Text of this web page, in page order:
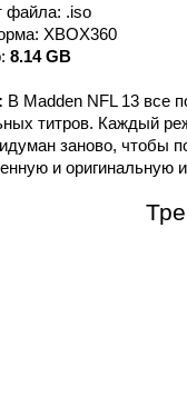
файла: .iso
XBOX360
8.14 GB
В Madden NFL 13 все
титров. Каждый
заново, чтобы
и оригинальную